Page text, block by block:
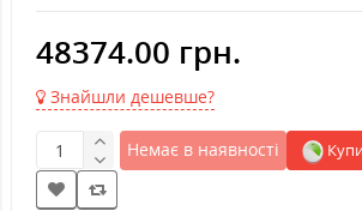
48374.00 грн.
Знайшли дешевше?
Немає в наявності